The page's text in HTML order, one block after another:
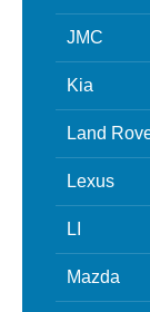
JMC
Kia
Land
Lexus
LI
Mazda